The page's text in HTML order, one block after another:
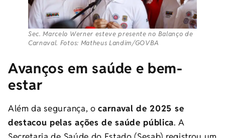
Sec. Marcelo Werner esteve presente no Balanço de
Carnaval. Fotos: Matheus Landim/GOVBA
Avanços em saúde e bem-
estar
Além da segurança, ocarnaval de 2025 se
destacou pelas ações de saúde pública. A